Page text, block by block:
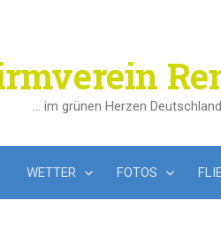
… im grünen Herzen
WETTER FOTOS